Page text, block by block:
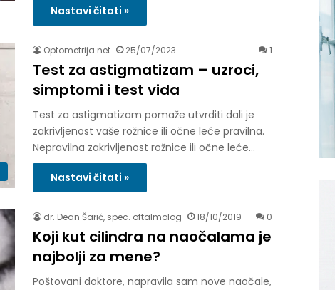
Nastavi čitati »
Optometrija.net 25/07/2023 1
Test za astigmatizam – uzroci,
simptomi i test vida
Test za astigmatizam pomaže utvrditi dali je
zakrivljenost vaše rožnice ili očne leće pravilna.
Nepravilna zakrivljenost rožnice ili očne leće…
Nastavi čitati »
dr. Dean Šarić, spec. oftalmolog 18/10/2019 0
Koji kut cilindra na naočalama je
najbolji za mene?
Poštovani doktore, napravila sam nove naočale,